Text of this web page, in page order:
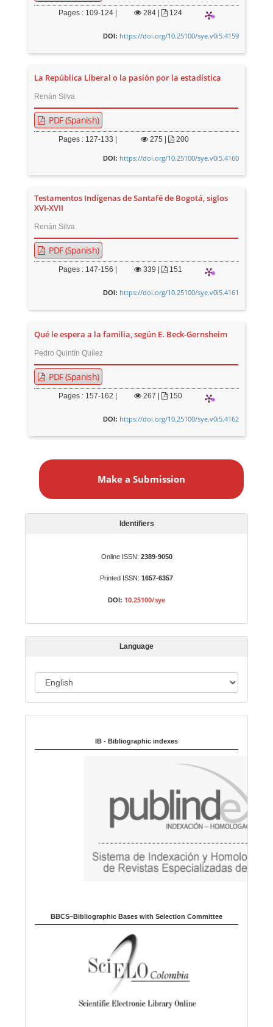
Pages : 109-124 | 284 | 124
DOI: https://doi.org/10.25100/sye.v0i5.4159
La República Liberal o la pasión por la estadística
Renán Silva
PDF (Spanish)
Pages : 127-133 | 275 | 200
DOI: https://doi.org/10.25100/sye.v0i5.4160
Testamentos Indígenas de Santafé de Bogotá, siglos
XVI-XVII
Renán Silva
PDF (Spanish)
Pages : 147-156 | 339 | 151
DOI: https://doi.org/10.25100/sye.v0i5.4161
Qué le espera a la familia, según E. Beck-Gernsheim
Pedro Quintín Quílez
PDF (Spanish)
Pages : 157-162 | 267 | 150
DOI: https://doi.org/10.25100/sye.v0i5.4162
a
i
o
Make a Submission
Identifiers
Online ISSN: 2389-9050
Printed ISSN: 1657-6357
DOI: 10.25100/sye
Language
a
u
IB - Bibliographic indexes
BBCS–Bibliographic Bases with Selection Committee